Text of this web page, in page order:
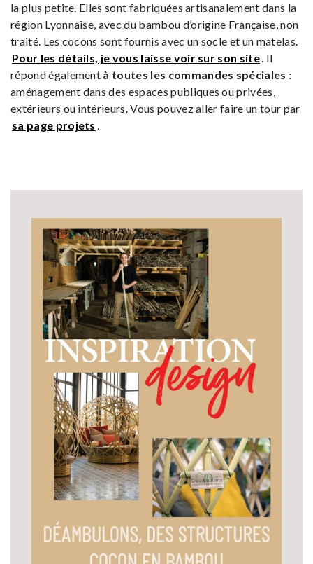
la plus petite. Elles sont fabriquées artisanalement dans la
région Lyonnaise, avec du bambou d’origine Française, non
traité. Les cocons sont fournis avec un socle et un matelas.
Pour les détails, je vous laisse voir sur son site. Il
répond également à toutes les commandes spéciales :
aménagement dans des espaces publiques ou privées,
extérieurs ou intérieurs. Vous pouvez aller faire un tour par
sa page projets .